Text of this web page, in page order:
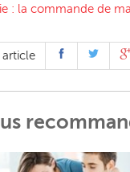
: la commande de
article